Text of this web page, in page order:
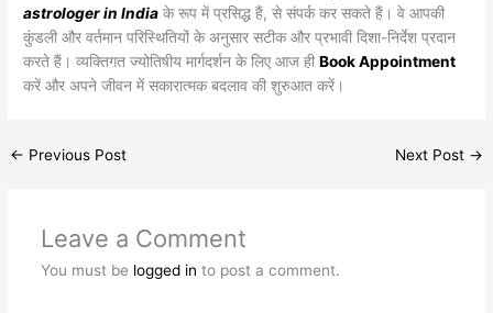
astrologer in India के रूप में प्रसिद्ध हैं, से संपर्क कर सकते हैं। वे आपकी
कुंडली और वर्तमान परिस्थितियों के अनुसार सटीक और प्रभावी दिशा-निर्देश प्रदान
करते हैं। व्यक्तिगत ज्योतिषीय मार्गदर्शन के लिए आज हीBook Appointment
करें और अपने जीवन में सकारात्मक बदलाव की शुरुआत करें।
← Previous Post Next Post →
Leave a Comment
You must be logged in to post a comment.